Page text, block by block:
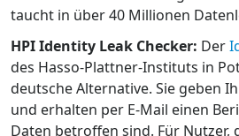
taucht in über 40 Millionen
HPI Identity Leak Checker: Der
des Hasso-Plattner-Instituts in
deutsche Alternative. Sie geben
und erhalten per E-Mail einen
Daten betroffen sind. Für Nutzer,